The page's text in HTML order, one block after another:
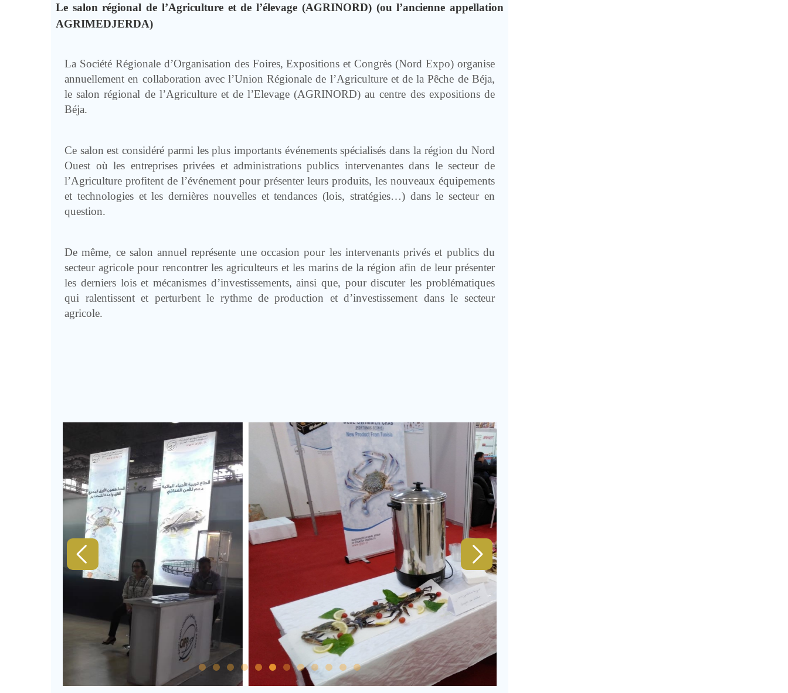
Le salon régional de l’Agriculture et de l’élevage (AGRINORD) (ou l’ancienne appellation
AGRIMEDJERDA)
La Société Régionale d’Organisation des Foires, Expositions et Congrès (Nord Expo) organise
annuellement en collaboration avec l’Union Régionale de l’Agriculture et de la Pêche de Béja,
le salon régional de l’Agriculture et de l’Elevage (AGRINORD) au centre des expositions de
Béja.
Ce salon est considéré parmi les plus importants événements spécialisés dans la région du Nord
Ouest où les entreprises privées et administrations publics intervenantes dans le secteur de
l’Agriculture profitent de l’événement pour présenter leurs produits, les nouveaux équipements
et technologies et les dernières nouvelles et tendances (lois, stratégies…) dans le secteur en
question.
De même, ce salon annuel représente une occasion pour les intervenants privés et publics du
secteur agricole pour rencontrer les agriculteurs et les marins de la région afin de leur présenter
les derniers lois et mécanismes d’investissements, ainsi que, pour discuter les problématiques
qui ralentissent et perturbent le rythme de production et d’investissement dans le secteur
agricole.
1 2 3 4 5 6 7 8 9 10 11 12